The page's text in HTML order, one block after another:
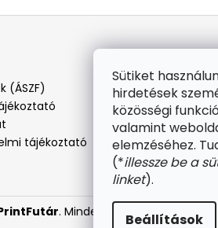
Sütiket
hirdetések
közösségi
valamint
elemzéséhez.
(*illessze be a
linket).
Beállítások
(ÁSZF)
tájékoztató
. Minden jog fenntartva.